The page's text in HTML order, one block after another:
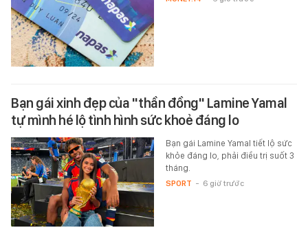
Bạn gái xinh đẹp của "thần đồng" Lamine Yamal
tự mình hé lộ tình hình sức khoẻ đáng lo
Bạn gái Lamine Yamal tiết lộ sức
khỏe đáng lo, phải điều trị suốt 3
tháng.
SPORT - 6 giờ trước